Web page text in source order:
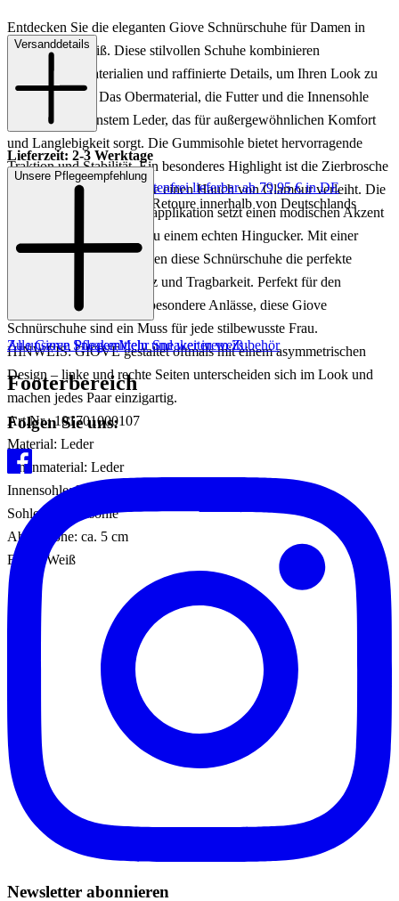
Entdecken Sie die eleganten Giove Schnürschuhe für Damen in
klassischem Weiß. Diese stilvollen Schuhe kombinieren
hochwertige Materialien und raffinierte Details, um Ihren Look zu
perfektionieren. Das Obermaterial, die Futter und die Innensohle
bestehen aus feinstem Leder, das für außergewöhnlichen Komfort
und Langlebigkeit sorgt. Die Gummisohle bietet hervorragende
Traktion und Stabilität. Ein besonderes Highlight ist die Zierbrosche
auf den Schnürsenkeln, die einen Hauch von Glamour verleiht. Die
Leoparden Muster Fersenapplikation setzt einen modischen Akzent
und macht diese Schuhe zu einem echten Hingucker. Mit einer
Absatzhöhe von 5 cm bieten diese Schnürschuhe die perfekte
Balance zwischen Eleganz und Tragbarkeit. Perfekt für den
täglichen Gebrauch oder besondere Anlässe, diese Giove
Schnürschuhe sind ein Muss für jede stilbewusste Frau.
HINWEIS: GIOVE gestaltet oftmals mit einem asymmetrischen
Design – linke und rechte Seiten unterscheiden sich im Look und
machen jedes Paar einzigartig.
Art.Nr.: 101701000107
Material: Leder
Innenmaterial: Leder
Innensohle: Leder
Sohle: Gummisohle
Absatzhöhe: ca. 5 cm
Farbe: Weiß
Versanddetails
Lieferzeit: 2-3 Werktage
Keine Versandkosten:
kostenfrei lieferbar ab 79,95 € in DE
Einfache und Kostenlose Retoure innerhalb von Deutschlands
Unsere Pflegeempfehlung
Zu unseren Pflegemitteln und weiterem Zubehör
Alle Giove SneakerMehr Sneaker in weiß
Footerbereich
Folgen Sie uns:
Newsletter abonnieren